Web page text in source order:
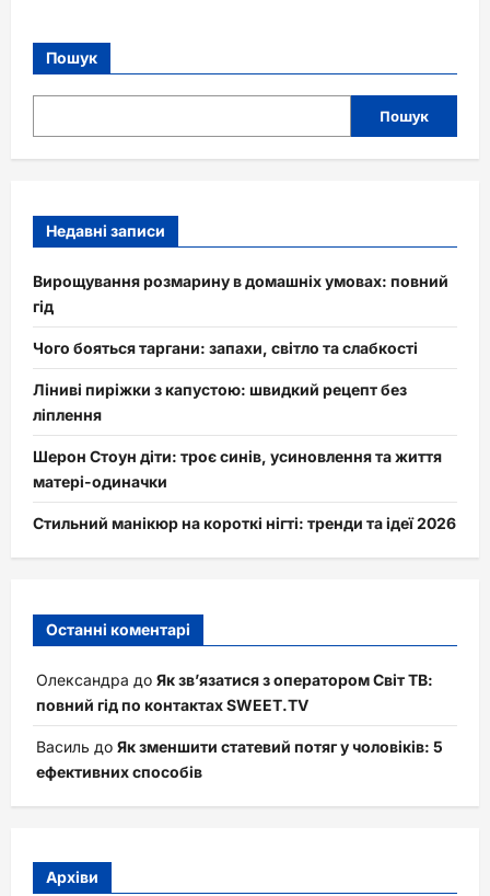
Пошук
Пошук
Недавні записи
Вирощування розмарину в домашніх умовах: повний
гід
Чого бояться таргани: запахи, світло та слабкості
Ліниві пиріжки з капустою: швидкий рецепт без
ліплення
Шерон Стоун діти: троє синів, усиновлення та життя
матері-одиначки
Стильний манікюр на короткі нігті: тренди та ідеї 2026
Останні коментарі
Олександра до Як зв’язатися з оператором Світ ТВ:
повний гід по контактах SWEET.TV
Василь до Як зменшити статевий потяг у чоловіків: 5
ефективних способів
Архіви